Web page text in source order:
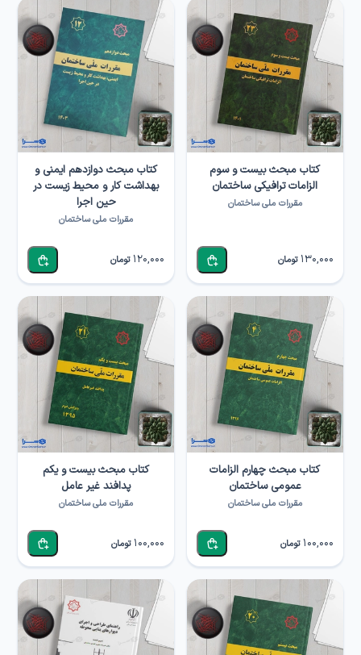
کتاب مبحث بیست و سوم
الزامات ترافیکی ساختمان
مقررات ملی ساختمان
130,000 تومان
کتاب مبحث دوازدهم ایمنی و
بهداشت کار و محیط زیست در
حین اجرا
مقررات ملی ساختمان
120,000 تومان
کتاب مبحث چهارم الزامات
عمومی ساختمان
مقررات ملی ساختمان
100,000 تومان
کتاب مبحث بیست و یکم
پدافند غیر عامل
مقررات ملی ساختمان
100,000 تومان